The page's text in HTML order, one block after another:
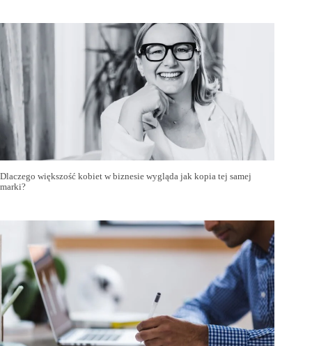
Dlaczego większość kobiet w biznesie wygląda jak kopia tej samej
marki?